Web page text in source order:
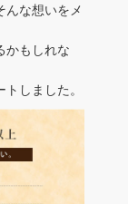
んな想いをメ
かもしれな
しました。